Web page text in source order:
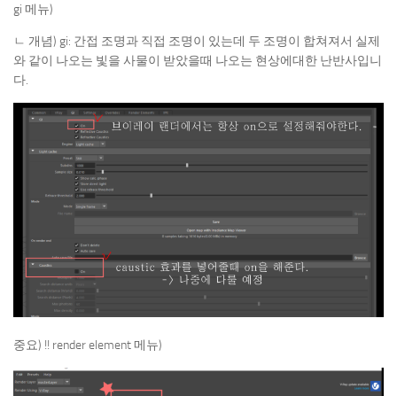
gi 메뉴)
ㄴ 개념) gi: 간접 조명과 직접 조명이 있는데 두 조명이 합쳐져서 실제
와 같이 나오는 빛을 사물이 받았을때 나오는 현상에대한 난반사입니
다.
중요) !! render element 메뉴)